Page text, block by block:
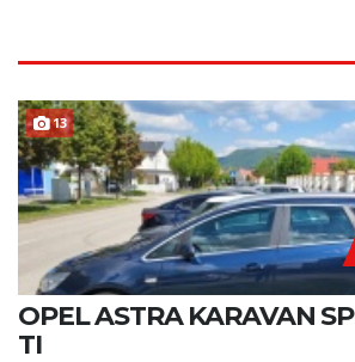
13
OPEL ASTRA KARAVAN
TI